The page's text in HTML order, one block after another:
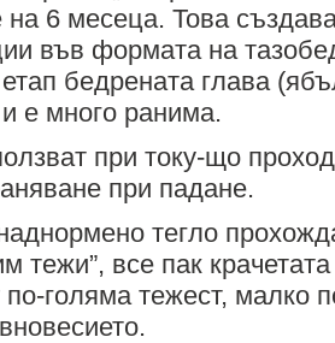
6 месеца. Това
във формата на
бедрената глава
е много ранима.
при току-що
при падане.
тегло
тежи”, все пак
голяма тежест, малко